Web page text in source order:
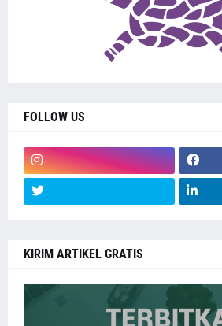
FOLLOW US
KIRIM ARTIKEL GRATIS